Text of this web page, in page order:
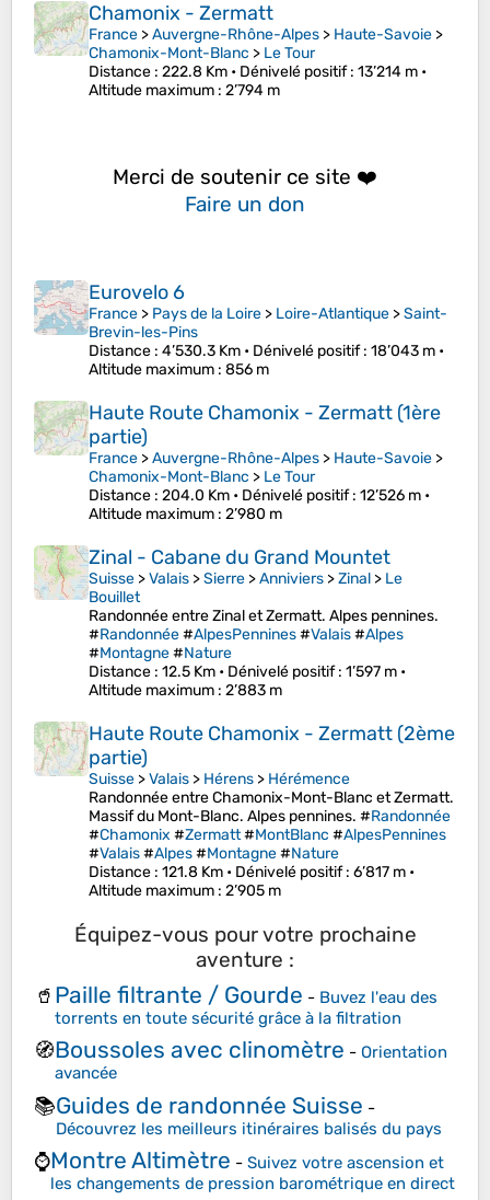
Chamonix - Zermatt
France >Auvergne-Rhône-Alpes > Haute-Savoie >
Chamonix-Mont-Blanc > Le Tour
Distance : 222.8 Km • Dénivelé positif: 13’214 m •
Altitude maximum : 2’794 m
Merci de soutenir ce site ❤️
Faire un don
Eurovelo 6
France > Pays de la Loire > Loire-Atlantique >Saint-
Brevin-les-Pins
Distance : 4’530.3 Km • Dénivelé positif: 18’043 m •
Altitude maximum : 856 m
Haute Route Chamonix - Zermatt (1ère
partie)
France >Auvergne-Rhône-Alpes > Haute-Savoie >
Chamonix-Mont-Blanc > Le Tour
Distance : 204.0 Km • Dénivelé positif: 12’526 m •
Altitude maximum : 2’980 m
Zinal - Cabane du Grand Mountet
Suisse >Valais >Sierre >Anniviers >Zinal > Le
Bouillet
Randonnée entre Zinal et Zermatt. Alpes pennines.
#Randonnée#AlpesPennines#Valais#Alpes
#Montagne#Nature
Distance : 12.5 Km • Dénivelé positif: 1’597 m •
Altitude maximum : 2’883 m
Haute Route Chamonix - Zermatt (2ème
partie)
Suisse >Valais > Hérens > Hérémence
Randonnée entre Chamonix-Mont-Blanc et Zermatt.
Massif du Mont-Blanc. Alpes pennines. #Randonnée
#Chamonix #Zermatt#MontBlanc #AlpesPennines
#Valais#Alpes#Montagne#Nature
Distance : 121.8 Km • Dénivelé positif: 6’817 m •
Altitude maximum : 2’905 m
Équipez-vous pour votre prochaine
aventure :
🥤 Paille filtrante / Gourde - Buvez l'eau des
torrents en toute sécurité grâce à la filtration
🧭Boussoles avec clinomètre - Orientation
avancée
📚Guides de randonnée Suisse -
Découvrez les meilleurs itinéraires balisés du pays
⌚Montre Altimètre - Suivez votre ascension et
les changements de pression barométrique en direct